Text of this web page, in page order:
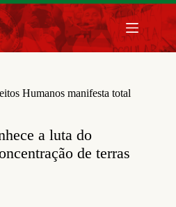
Humanos manifesta total
a luta do
de terras